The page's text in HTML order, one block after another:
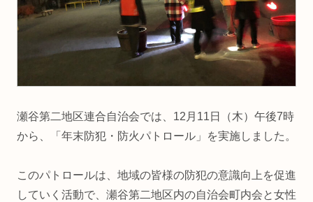
瀬谷第二地区連合自治会では、12月11日（木）午後7時
から、「年末防犯・防火パトロール」を実施しました。
このパトロールは、地域の皆様の防犯の意識向上を促進
していく活動で、瀬谷第二地区内の自治会町内会と女性